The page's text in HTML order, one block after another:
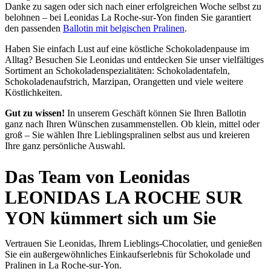
Danke zu sagen oder sich nach einer erfolgreichen Woche selbst zu
belohnen – bei Leonidas La Roche-sur-Yon finden Sie garantiert
den passenden Ballotin mit belgischen Pralinen.
Haben Sie einfach Lust auf eine köstliche Schokoladenpause im
Alltag? Besuchen Sie Leonidas und entdecken Sie unser vielfältiges
Sortiment an Schokoladenspezialitäten: Schokoladentafeln,
Schokoladenaufstrich, Marzipan, Orangetten und viele weitere
Köstlichkeiten.
Gut zu wissen! In unserem Geschäft können Sie Ihren Ballotin
ganz nach Ihren Wünschen zusammenstellen. Ob klein, mittel oder
groß – Sie wählen Ihre Lieblingspralinen selbst aus und kreieren
Ihre ganz persönliche Auswahl.
Das Team von Leonidas
LEONIDAS LA ROCHE SUR
YON kümmert sich um Sie
Vertrauen Sie Leonidas, Ihrem Lieblings-Chocolatier, und genießen
Sie ein außergewöhnliches Einkaufserlebnis für Schokolade und
Pralinen in La Roche-sur-Yon.